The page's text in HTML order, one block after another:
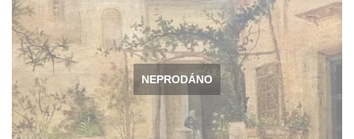
NEPRODÁNO